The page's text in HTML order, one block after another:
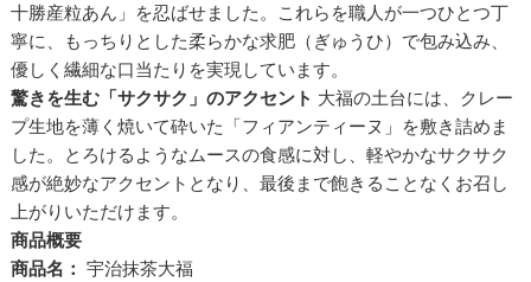
十勝産粒あん」を忍ばせました。これらを職人が一つひとつ丁
寧に、もっちりとした柔らかな求肥（ぎゅうひ）で包み込み、
優しく繊細な口当たりを実現しています。
驚きを生む「サクサク」のアクセント 大福の土台には、クレー
プ生地を薄く焼いて砕いた「フィアンティーヌ」を敷き詰めま
した。とろけるようなムースの食感に対し、軽やかなサクサク
感が絶妙なアクセントとなり、最後まで飽きることなくお召し
上がりいただけます。
商品概要
商品名： 宇治抹茶大福